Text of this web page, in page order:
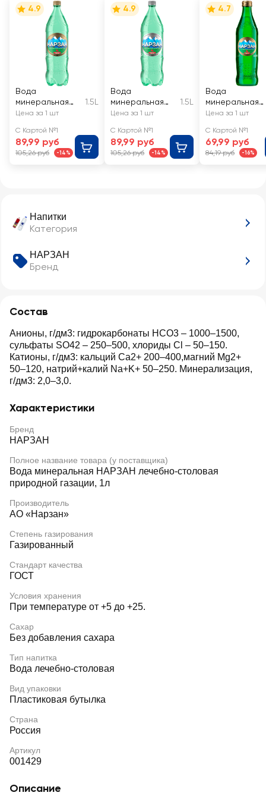
Напитки
Категория
НАРЗАН
Бренд
Состав
Анионы, г/дм3: гидрокарбонаты НСО3 – 1000–1500,
сульфаты SO42 – 250–500, хлориды Cl – 50–150.
Катионы, г/дм3: кальций Ca2+ 200–400,магний Mg2+
50–120, натрий+калий Na+K+ 50–250. Минерализация,
г/дм3: 2,0–3,0.
Характеристики
Бренд
НАРЗАН
Полное название товара (у поставщика)
Вода минеральная НАРЗАН лечебно-столовая
природной газации, 1л
Производитель
АО «Нарзан»
Степень газирования
Газированный
Стандарт качества
ГОСТ
Условия хранения
При температуре от +5 до +25.
Сахар
Без добавления сахара
Тип напитка
Вода лечебно-столовая
Вид упаковки
Пластиковая бутылка
Страна
Россия
Артикул
001429
Описание
4.9
Вода
минеральная
НАРЗАН
газации
1.5L
Цена за 1 шт
С Картой №1
89,99 руб
105,26 руб -14%
4.9
Вода
минеральная
НАРЗАН
1.5L
Цена за 1 шт
С Картой №1
89,99 руб
105,26 руб -14%
4.7
Вода
минеральная
НАРЗАН
газации
Цена за 1 шт
С Картой №1
69,99 руб
84,19 руб -16%